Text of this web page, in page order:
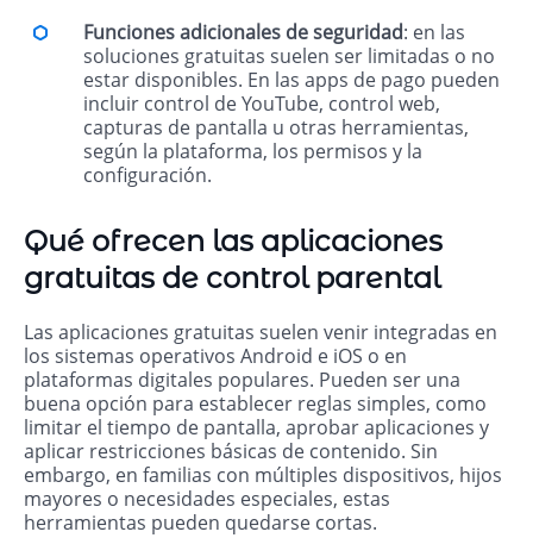
Funciones adicionales de seguridad: en las
soluciones gratuitas suelen ser limitadas o no
estar disponibles. En las apps de pago pueden
incluir control de YouTube, control web,
capturas de pantalla u otras herramientas,
según la plataforma, los permisos y la
configuración.
Qué ofrecen las aplicaciones
gratuitas de control parental
Las aplicaciones gratuitas suelen venir integradas en
los sistemas operativos Android e iOS o en
plataformas digitales populares. Pueden ser una
buena opción para establecer reglas simples, como
limitar el tiempo de pantalla, aprobar aplicaciones y
aplicar restricciones básicas de contenido. Sin
embargo, en familias con múltiples dispositivos, hijos
mayores o necesidades especiales, estas
herramientas pueden quedarse cortas.